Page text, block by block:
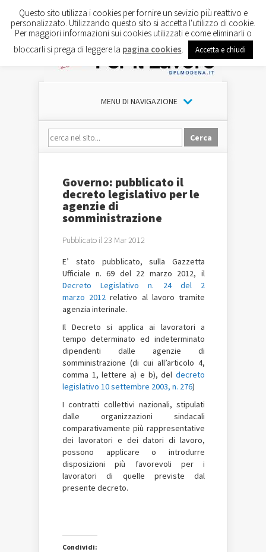
MENU DI NAVIGAZIONE
Governo: pubblicato il
decreto legislativo per le
agenzie di
somministrazione
Pubblicato il 23 Mar 2012
E’ stato pubblicato, sulla Gazzetta
Ufficiale n. 69 del 22 marzo 2012, il
Decreto Legislativo n. 24 del 2
marzo 2012 relativo al lavoro tramite
agenzia interinale.
Il Decreto si applica ai lavoratori a
tempo determinato ed indeterminato
dipendenti dalle agenzie di
somministrazione (di cui all’articolo 4,
comma 1, lettere a) e b), del decreto
legislativo 10 settembre 2003, n. 276)
I contratti collettivi nazionali, stipulati
dalle organizzazioni sindacali
comparativamente più rappresentative
dei lavoratori e dei datori di lavoro,
possono applicare o introdurre
disposizioni più favorevoli per i
lavoratori di quelle previste dal
presente decreto.
Condividi:
Questo sito utilizza i cookies per fornire un sevizio più reattivo e
personalizzato. Utilizzando questo sito si accetta l'utilizzo di cookie.
Per maggiori informazioni sui cookies utilizzati e come eliminarli o
bloccarli si prega di leggere la pagina cookies Accetta e chiudi